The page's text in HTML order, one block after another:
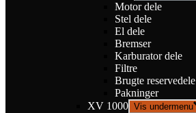
Motor dele
Stel dele
El dele
Bremser
Karburator dele
Filtre
Brugte reservedele
Pakninger
XV 1000 Vis undermenu